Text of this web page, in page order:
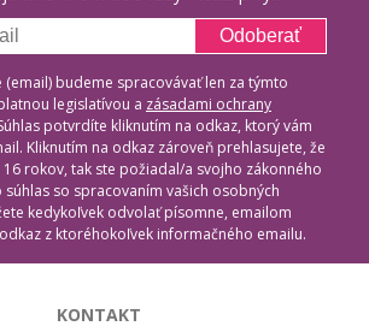
Odoberať
(email) budeme spracovávať len za týmto
legislatívou a zásadami ochrany
potvrdíte kliknutím na odkaz, ktorý vám
Kliknutím na odkaz zároveň prehlasujete, že
rokov, tak ste požiadal/a svojho zákonného
so spracovaním vašich osobných
kedykoľvek odvolať písomne, emailom
z ktoréhokoľvek informačného emailu.
KONTAKT